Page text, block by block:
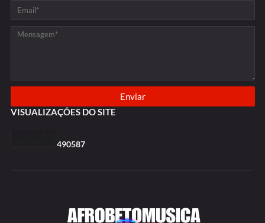
VISUALIZAÇÕES DO SITE
490587